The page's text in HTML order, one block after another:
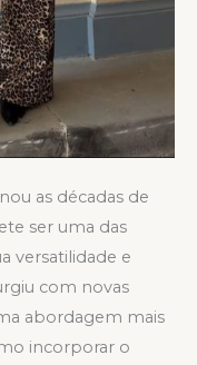
as décadas de
ser uma das
versatilidade e
com novas
abordagem mais
incorporar o